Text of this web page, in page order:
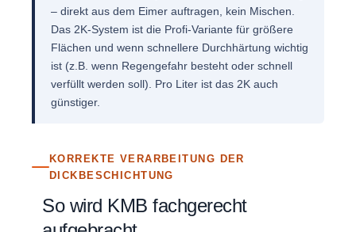
– direkt aus dem Eimer auftragen, kein Mischen.
Das 2K-System ist die Profi-Variante für größere
Flächen und wenn schnellere Durchhärtung wichtig
ist (z.B. wenn Regengefahr besteht oder schnell
verfüllt werden soll). Pro Liter ist das 2K auch
günstiger.
KORREKTE VERARBEITUNG DER
DICKBESCHICHTUNG
So wird KMB fachgerecht